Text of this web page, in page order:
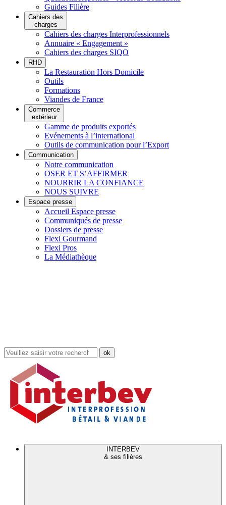
Guides Filière
Cahiers des
charges
Cahiers des charges Interprofessionnels
Annuaire « Engagement »
Cahiers des charges SIQO
RHD
La Restauration Hors Domicile
Outils
Formations
Viandes de France
Commerce
extérieur
Gamme de produits exportés
Evénements à l’international
Outils de communication pour l’Export
Communication
Notre communication
OSER ET S’AFFIRMER
NOURRIR LA CONFIANCE
NOUS SUIVRE
Espace presse
Accueil Espace presse
Communiqués de presse
Dossiers de presse
Flexi Gourmand
Flexi Pros
La Médiathèque
Rechercher
dans
site
INTERBEV
& ses filières